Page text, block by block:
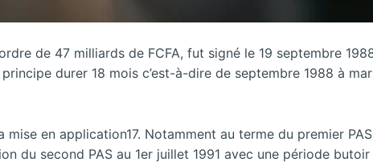
de 47 milliards de FCFA, fut signé le 19 septembre
durer 18 mois c’est-à-dire de septembre 1988 à
en application17. Notamment au terme du premier
du second PAS au 1er juillet 1991 avec une période